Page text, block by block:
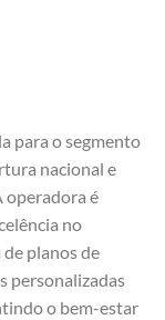
para o segmento
nacional e
operadora é
no
planos de
personalizadas
o bem-estar